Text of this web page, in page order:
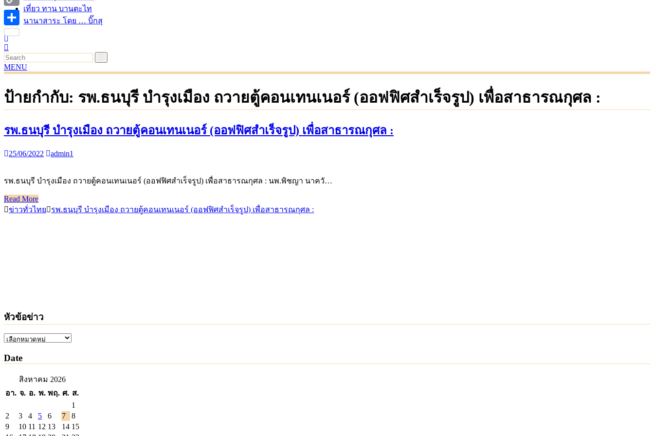
เที่ยว ทาน บานตะไท
นานาสาระ โดย … บิ๊กสุ
MENU
ป้ายกำกับ: รพ.ธนบุรี บำรุงเมือง ถวายตู้คอนเทนเนอร์ (ออฟฟิศสำเร็จรูป) เพื่อสาธารณกุศล :
รพ.ธนบุรี บำรุงเมือง ถวายตู้คอนเทนเนอร์ (ออฟฟิศสำเร็จรูป) เพื่อสาธารณกุศล :
25/06/2022 admin1
รพ.ธนบุรี บำรุงเมือง ถวายตู้คอนเทนเนอร์ (ออฟฟิศสำเร็จรูป) เพื่อสาธารณกุศล : นพ.พิชญา นาควั…
Read More
ข่าวทั่วไทย
รพ.ธนบุรี บำรุงเมือง ถวายตู้คอนเทนเนอร์ (ออฟฟิศสำเร็จรูป) เพื่อสาธารณกุศล :
หัวข้อข่าว
หัวข้อ
Date
สิงหาคม 2026
อา. จ. อ. พ. พฤ. ศ. ส.
1
2
3 4 5 6 7
8
9
10 11 12 13 14 15
Copy
Link
Share